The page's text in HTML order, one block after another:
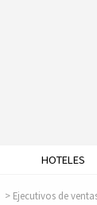
HOTELES
Ejecutivos de